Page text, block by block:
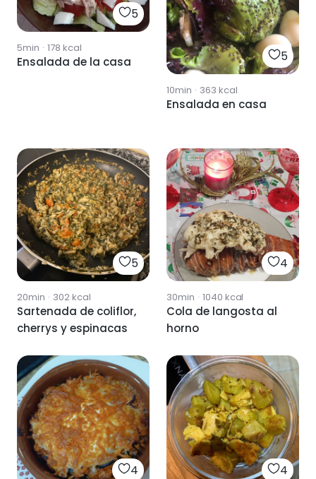
5
5min · 178 kcal
Ensalada de la casa 5
10min · 363 kcal
Ensalada en casa
5
20min · 302kcal
Sartenada de coliflor,
cherrys y espinacas
4
30min · 1040 kcal
Cola de langosta al
horno
4 4